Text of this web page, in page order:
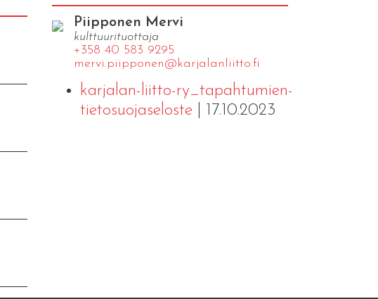
Piipponen Mervi
kulttuurituottaja
+358 40 583 9295
mervi.​piipponen@​kar​jala​nlii​tto.​fi
karjalan-liitto-ry_tapahtumien-
tietosuojaseloste| 17.10.2023